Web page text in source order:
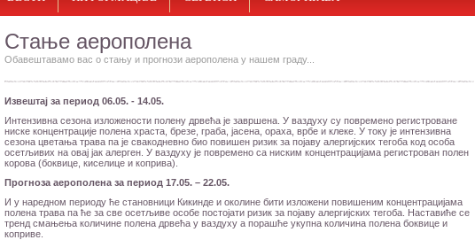
Стање аерополена
Обавештавамо вас о стању и прогнози аерополена у нашем граду...
Извештај за период 06.05. - 14.05.
Интензивна сезона изложености полену дрвећа је завршена. У ваздуху су повремено регистроване
ниске концентрације полена храста, брезе, граба, јасена, ораха, врбе и клеке. У току је интензивна
сезона цветања трава па је свакодневно био повишен ризик за појаву алергијских тегоба код особа
осетљивих на овај јак алерген. У ваздуху је повремено са ниским концентрацијама регистрован полен
корова (боквице, киселице и коприва).
Прогноза аерополена за период 17.05. – 22.05.
И у наредном периоду ће становници Кикинде и околине бити изложени повишеним концентрацијама
полена трава па ће за све осетљиве особе постојати ризик за појаву алергијских тегоба. Наставиће се
тренд смањења количине полена дрвећа у ваздуху а порашће укупна количина полена боквице и
коприве.